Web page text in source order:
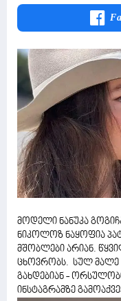
მოდელი ნანუკა
ნიკოლოზ ნაყოფია
მშობლები არიან.
ცხოვრობს. სულ მალე
გახდებიან -
ინსტაგრამზე